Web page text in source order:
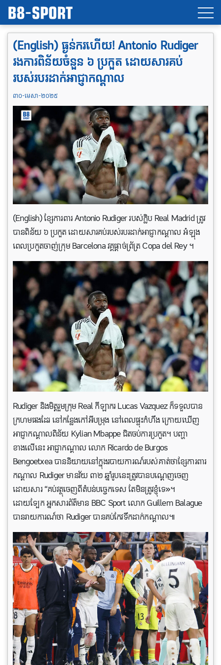
(English) ធ្ងន់ករហើយ! Antonio Rudiger
រងការពិន័យចំនួន ៦ ប្រកួត ដោយសារគប់
របស់របរដាក់អាជ្ញាកណ្តាល
៣០-មេសា-២០២៥
(English) ខ្សែការពារ Antonio Rudiger របស់ក្លិប Real Madrid ត្រូវ
បានពិន័យ ៦ ប្រកួត ដោយសារគប់របស់របរដាក់អាជ្ញាកណ្តាល អំឡុង
ពេលប្រកួតចាញ់ក្រុម Barcelona វគ្គផ្តាច់ព្រ័ត្រ Copa del Rey ។
Rudiger និងមិត្តរួមក្រុម Real កីឡាករ Lucas Vazquez ក៏ទទួលបាន
ក្រហមផងដែរ នៅកន្លែងកៅអីបម្រុង នៅពេលផ្ទុះកំហឹង ក្រោយឃើញ
អាជ្ញាកណ្តាលពិន័យ Kylian Mbappe ជិតចប់ការប្រកួត។ បញ្ហា
ខាងលើនេះ អាជ្ញាកណ្តាល លោក Ricardo de Burgos
Bengoetxea បាននិយាយនៅក្នុងរបាយការណ៍របស់គាត់ថាខ្សែការពារ
កណ្តាល Rudiger មានវ័យ ៣២ ឆ្នាំរូបនេះត្រូវបានបណ្តេញចេញ
ដោយសារ “គប់វត្ថុចេញពីតំបន់បច្ចេកទេស តែមិនត្រូវខ្ញុំទេ»។
ដោយទ្បែក អ្នកសារព័ត៌មាន BBC Sport លោក Guillem Balague
បានរាយការណ៍ថា Rudiger បានគប់កែវទឹកដាក់កណ្តាល៕